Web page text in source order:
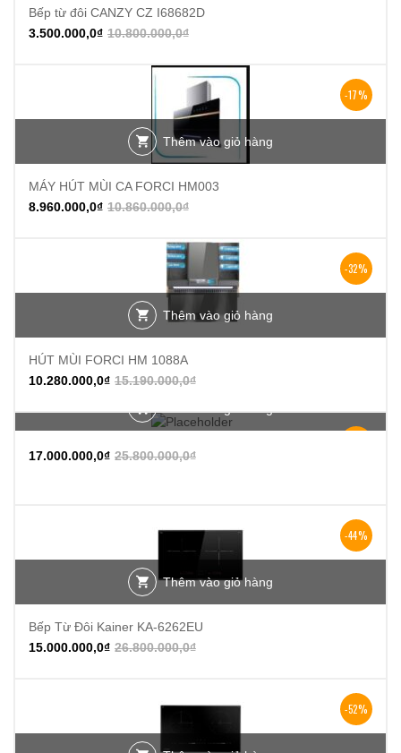
Bếp từ đôi CANZY CZ I68682D
10.800.000,0₫
3.500.000,0₫
-17%
Thêm vào giỏ hàng
MÁY HÚT MÙI CA FORCI HM003
10.860.000,0₫
8.960.000,0₫
-32%
Thêm vào giỏ hàng
HÚT MÙI FORCI HM 1088A
15.190.000,0₫
10.280.000,0₫
25.800.000,0₫
17.000.000,0₫
-44%
Thêm vào giỏ hàng
Bếp Từ Đôi Kainer KA-6262EU
26.800.000,0₫
15.000.000,0₫
-52%